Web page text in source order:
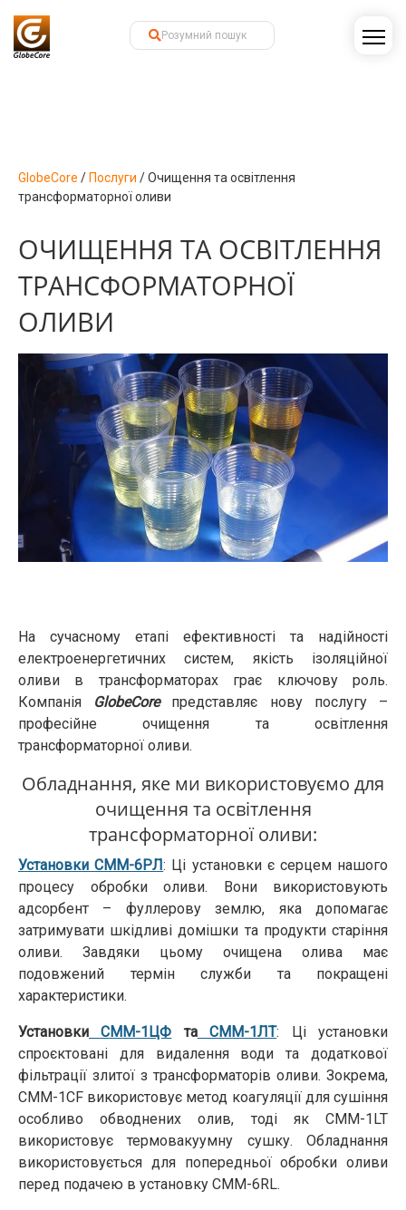
GlobeCore / Послуги /Очищення та освітлення
трансформаторної оливи
ОЧИЩЕННЯ ТА ОСВІТЛЕННЯ
ТРАНСФОРМАТОРНОЇ
ОЛИВИ
На сучасному етапі ефективності та надійності
електроенергетичних систем, якість ізоляційної
оливи в трансформаторах грає ключову роль.
Компанія GlobeCoreпредставляє нову послугу –
професійне очищення та освітлення
трансформаторної оливи.
Обладнання, яке ми використовуємо для
очищення та освітлення
трансформаторної оливи:
Установки СММ-6РЛ: Ці установки є серцем нашого
процесу обробки оливи. Вони використовують
адсорбент – фуллерову землю, яка допомагає
затримувати шкідливі домішки та продукти старіння
оливи. Завдяки цьому очищена олива має
подовжений термін служби та покращені
характеристики.
Установки CMM-1ЦФ таCMM-1ЛT: Ці установки
спроєктовані для видалення води та додаткової
фільтрації злитої з трансформаторів оливи. Зокрема,
CMM-1CF використовує метод коагуляції для сушіння
особливо обводнених олив, тоді як CMM-1LT
використовує термовакуумну сушку. Обладнання
використовується для попередньої обробки оливи
перед подачею в установку CMM-6RL.